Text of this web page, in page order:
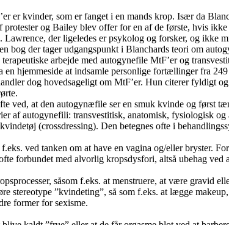
er kvinder, som er fanget i en mands krop. Især da
og Bailey blev offer for en af de første, hvis ikke
der ligeledes er psykolog og forsker, og ikke
bog der tager udgangspunkt i Blanchards teori om
arbejde med autogynefile MtF’er og
hjemmeside at indsamle personlige fortællinger fra
dog hovedsageligt om MtF’er. Hun citerer fyldigt
ved, at den autogynæfile ser en smuk kvinde og først
af autogynefili: transvestitisk, anatomisk, fysiologisk
(crossdressing). Den betegnes ofte i
ved tanken om at have en vagina og/eller bryster.
forbundet med alvorlig kropsdysfori, altså ubehag ved
såsom f.eks. at menstruere, at være gravid
stereotype ”kvindeting”, så som f.eks. at lægge
former for sexisme.